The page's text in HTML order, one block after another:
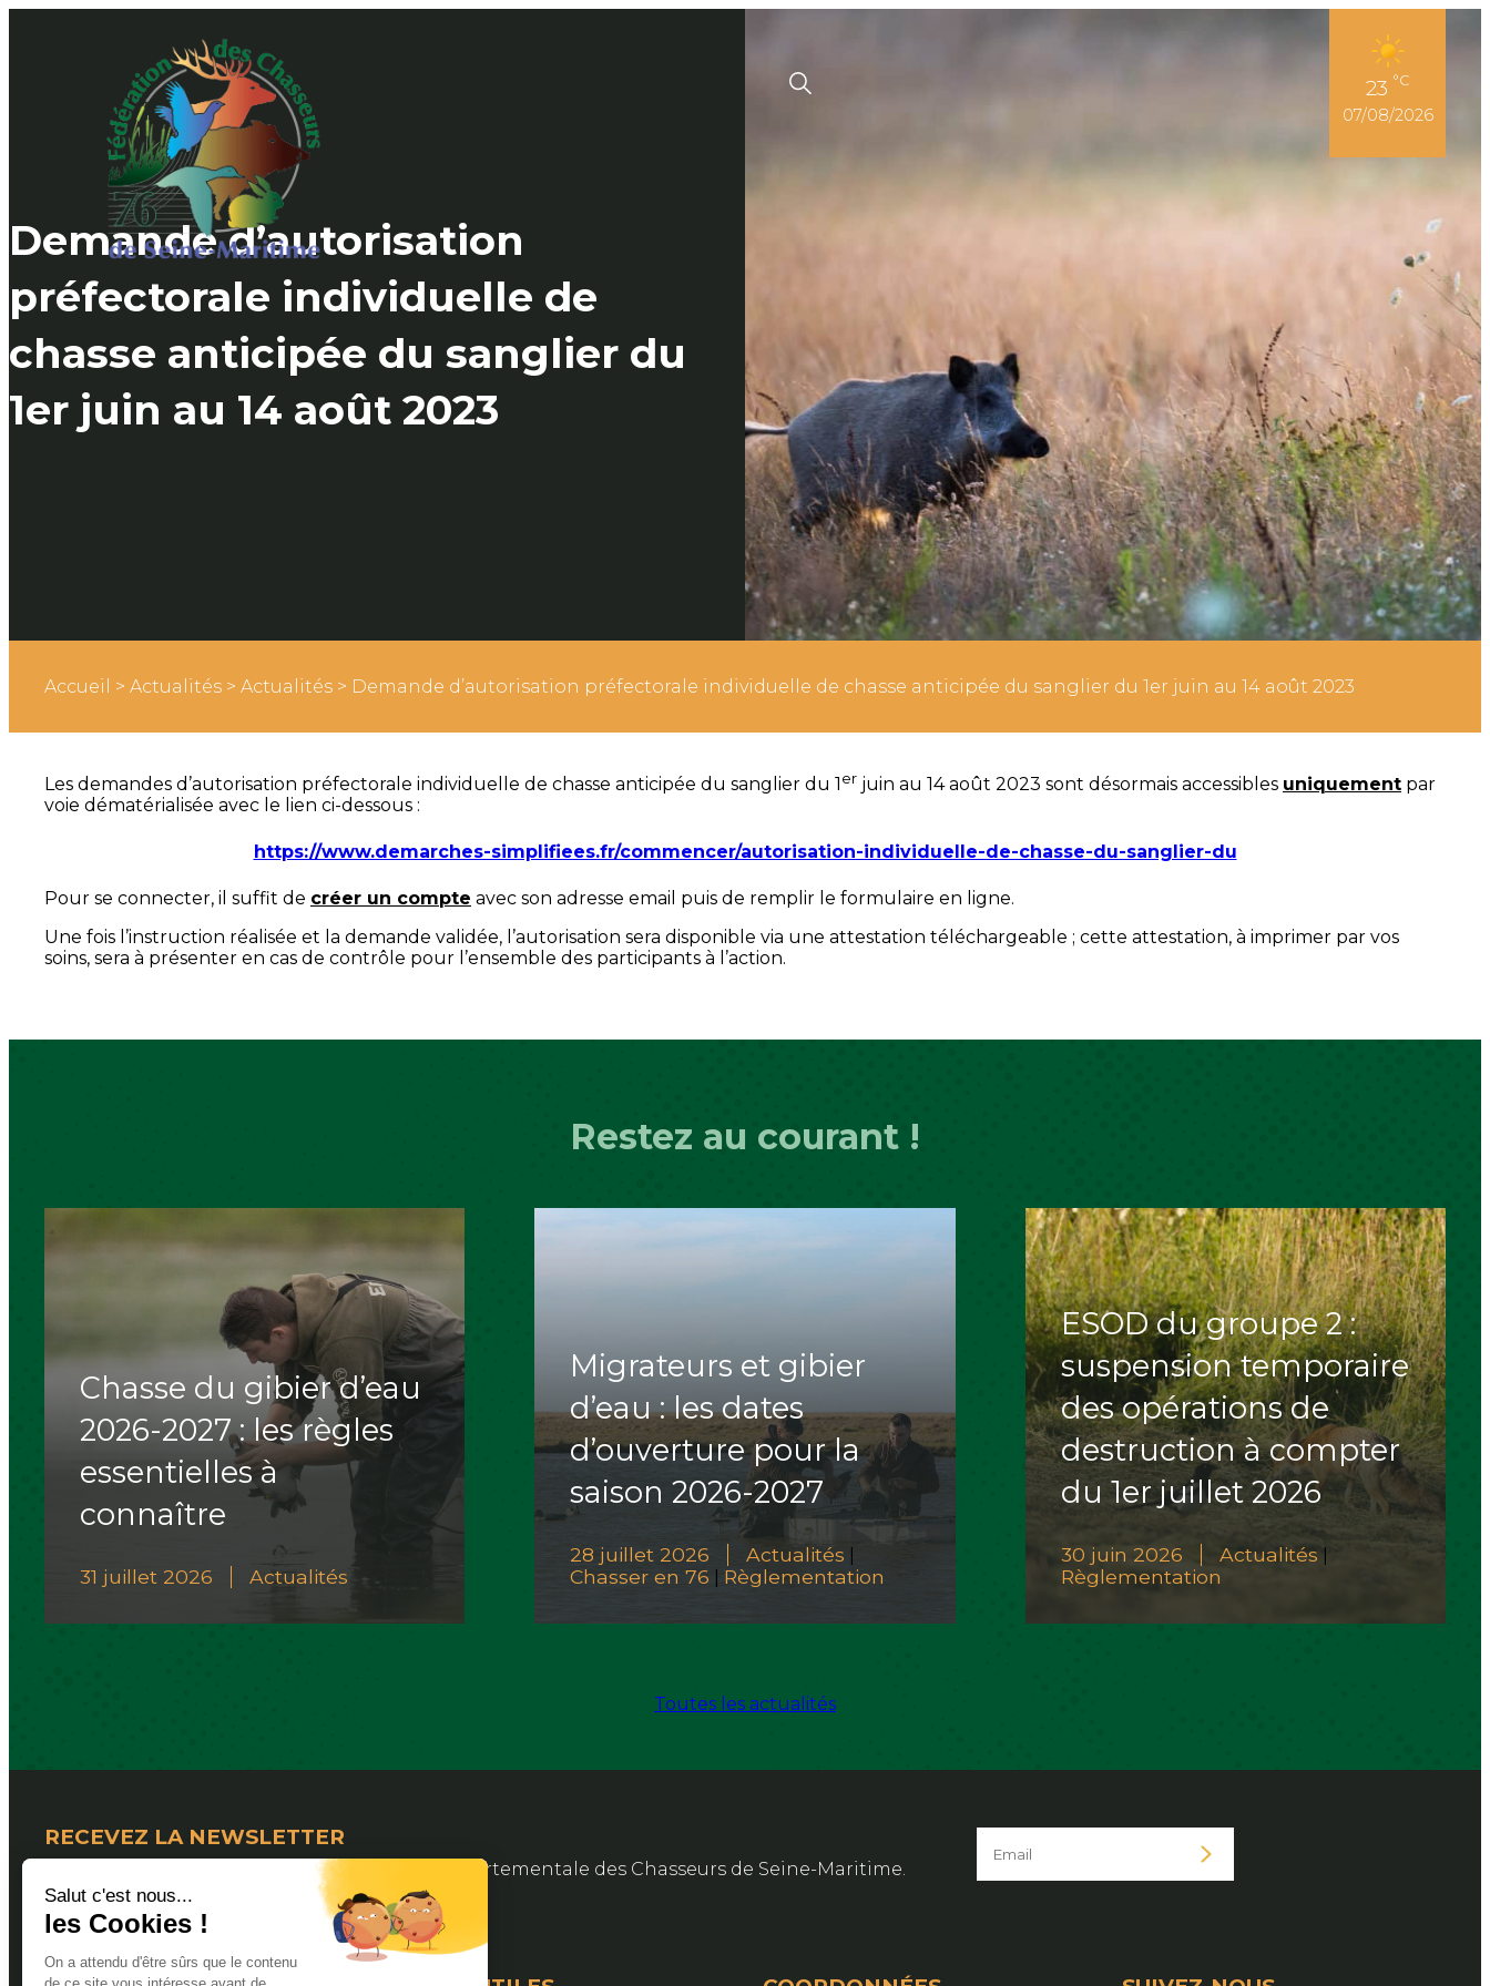
07/08/2026
23 °C
Demande d’autorisation
préfectorale individuelle de
chasse anticipée du sanglier du
1er juin au 14 août 2023
Accueil > Actualités > Actualités > Demande d’autorisation préfectorale individuelle de chasse anticipée du sanglier du 1er juin au 14 août 2023
Les demandes d’autorisation préfectorale individuelle de chasse anticipée du sanglier du 1 er juin au 14 août 2023 sont désormais accessibles uniquement par
voie dématérialisée avec le lien ci-dessous :
https://www.demarches-simplifiees.fr/commencer/autorisation-individuelle-de-chasse-du-sanglier-du
Pour se connecter, il suffit de créer un compte avec son adresse email puis de remplir le formulaire en ligne.
Une fois l’instruction réalisée et la demande validée, l’autorisation sera disponible via une attestation téléchargeable ; cette attestation, à imprimer par vos
soins, sera à présenter en cas de contrôle pour l’ensemble des participants à l’action.
Restez au courant !
Chasse du gibier d’eau
2026-2027 : les règles
essentielles à
connaître
31 juillet 2026 Actualités
Migrateurs et gibier
d’eau : les dates
d’ouverture pour la
saison 2026-2027
28 juillet 2026 Actualités
Chasser en 76 Règlementation
ESOD du groupe 2 :
suspension temporaire
des opérations de
destruction à compter
du 1er juillet 2026
30 juin 2026 Actualités
Règlementation
Toutes les actualités
RECEVEZ LA NEWSLETTER
Pour suivre les actualités de la Fédération Départementale des Chasseurs de Seine-Maritime.